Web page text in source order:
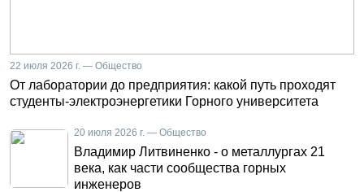
22 июля 2026 г. — Общество
От лаборатории до предприятия: какой путь проходят
студенты-электроэнергетики Горного университета
20 июля 2026 г. — Общество
Владимир Литвиненко - о металлургах 21
века, как части сообщества горных
инженеров